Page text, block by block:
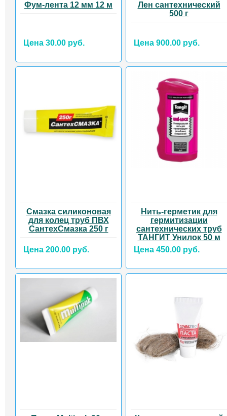
Фум-лента 12 мм 12 м
Цена 30.00 руб.
Лен сантехнический
500 г
Цена 900.00 руб.
Смазка силиконовая
для колец труб ПВХ
СантехСмазка 250 г
Цена 200.00 руб.
Нить-герметик для
гермитизации
сантехнических труб
ТАНГИТ Унилок 50 м
Цена 450.00 руб.